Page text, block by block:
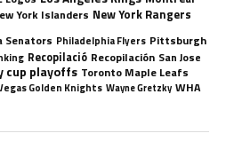
York Islanders New York Rangers
Senators Philadelphia Flyers Pittsburgh
Recopilació Recopilación San Jose
cup playoffs Toronto Maple Leafs
Golden Knights Wayne Gretzky WHA